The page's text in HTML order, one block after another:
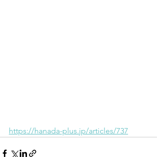
https://hanada-plus.jp/articles/737